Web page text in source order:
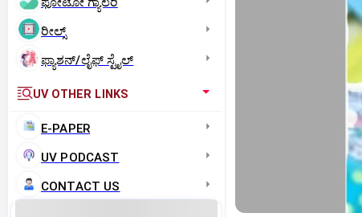
ರೀಲ್ಸ್
ಫ್ಯಾಶನ್/ಲೈಫ್‌ ಸ್ಟೈಲ್
UV OTHER LINKS
E-PAPER
UV PODCAST
CONTACT US